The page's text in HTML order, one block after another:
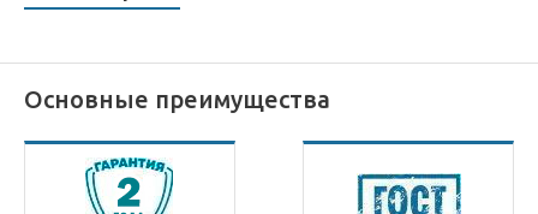
Основные преимущества